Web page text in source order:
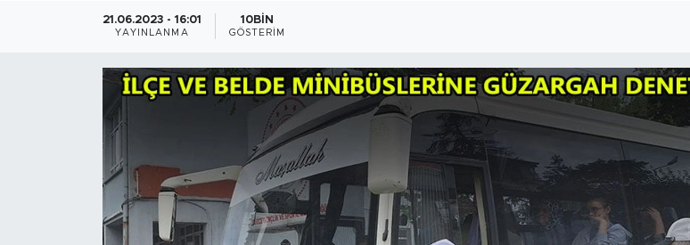
21.06.2023 - 16:01
YAYINLANMA
10BIN
GÖSTERIM